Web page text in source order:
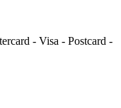
- Visa - Postcard -